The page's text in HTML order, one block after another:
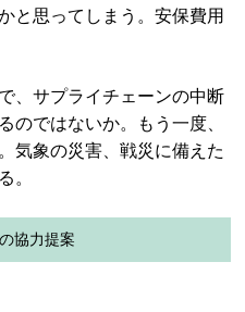
と思ってしまう。安保費用
、サプライチェーンの中断
のではないか。もう一度、
気象の災害、戦災に備えた
。
協力提案